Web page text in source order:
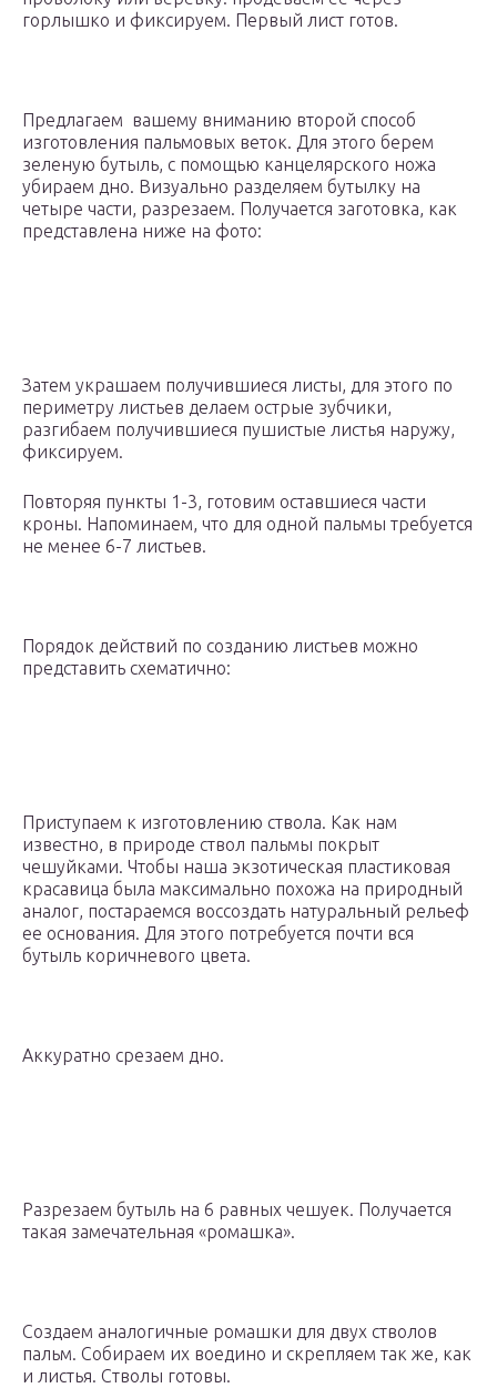
горлышко и фиксируем. Первый лист готов.
Предлагаем вашему вниманию второй способ
изготовления пальмовых веток. Для этого берем
зеленую бутыль, с помощью канцелярского ножа
убираем дно. Визуально разделяем бутылку на
четыре части, разрезаем. Получается заготовка, как
представлена ниже на фото:
Затем украшаем получившиеся листы, для этого по
периметру листьев делаем острые зубчики,
разгибаем получившиеся пушистые листья наружу,
фиксируем.
Повторяя пункты 1-3, готовим оставшиеся части
кроны. Напоминаем, что для одной пальмы требуется
не менее 6-7 листьев.
Порядок действий по созданию листьев можно
представить схематично:
Приступаем к изготовлению ствола. Как нам
известно, в природе ствол пальмы покрыт
чешуйками. Чтобы наша экзотическая пластиковая
красавица была максимально похожа на природный
аналог, постараемся воссоздать натуральный рельеф
ее основания. Для этого потребуется почти вся
бутыль коричневого цвета.
Аккуратно срезаем дно.
Разрезаем бутыль на 6 равных чешуек. Получается
такая замечательная «ромашка».
Создаем аналогичные ромашки для двух стволов
пальм. Собираем их воедино и скрепляем так же, как
и листья. Стволы готовы.